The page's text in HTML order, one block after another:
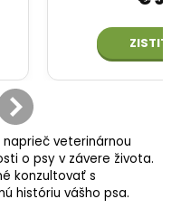
veterinárnou
o psy v závere života.
konzultovať s
históriu vášho psa.